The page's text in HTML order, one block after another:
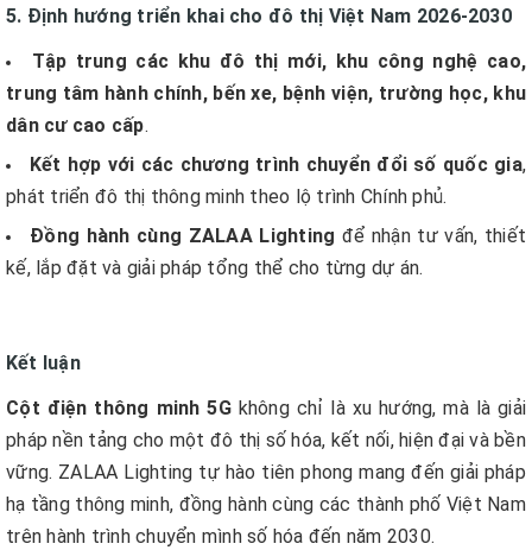
5. Định hướng triển khai cho đô thị Việt Nam 2026-2030
Tập trung các khu đô thị mới, khu công nghệ cao,
trung tâm hành chính, bến xe, bệnh viện, trường học, khu
dân cư cao cấp.
Kết hợp với các chương trình chuyển đổi số quốc gia,
phát triển đô thị thông minh theo lộ trình Chính phủ.
Đồng hành cùng ZALAA Lighting để nhận tư vấn, thiết
kế, lắp đặt và giải pháp tổng thể cho từng dự án.
Kết luận
Cột điện thông minh 5Gkhông chỉ là xu hướng, mà là giải
pháp nền tảng cho một đô thị số hóa, kết nối, hiện đại và bền
vững. ZALAA Lighting tự hào tiên phong mang đến giải pháp
hạ tầng thông minh, đồng hành cùng các thành phố Việt Nam
trên hành trình chuyển mình số hóa đến năm 2030.